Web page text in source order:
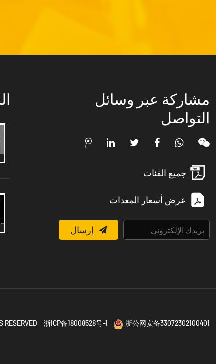
مشاركة عبر وسائل
التواصل
جميع الفئات
عرض أسعار المعدات
إرسال
浙ICP备18008528号-1 浙公网安备33072302100401